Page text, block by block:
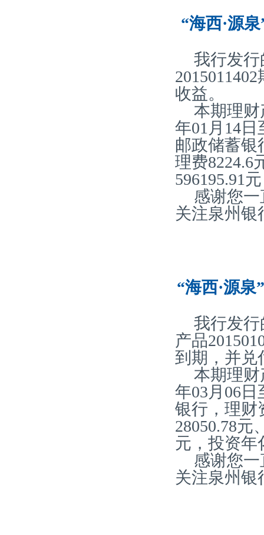
“海西·源
我行发行
收益。
本期理财
年01月14
邮政储蓄银
理费8224.6
596195.91
感谢您
关注泉州银
“海西·源
我行发行
产品
到期，并兑
本期理财
年03月06
银行，理财
28050.78元
元，投资年
感谢您
关注泉州银